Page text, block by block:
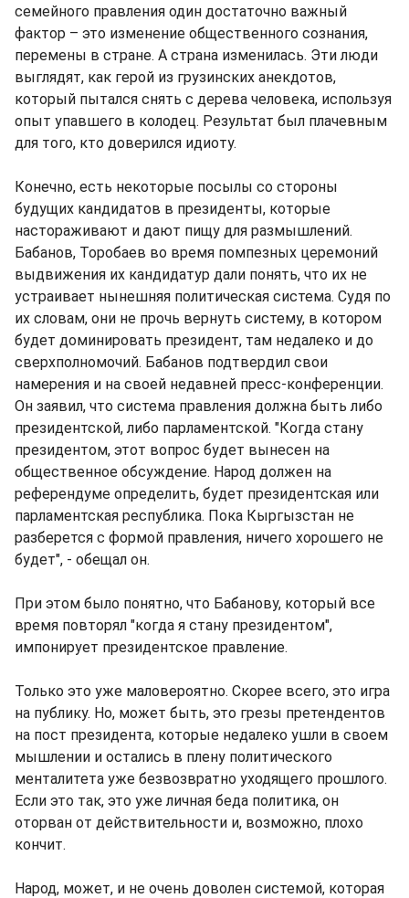
семейного правления один достаточно важный
фактор – это изменение общественного сознания,
перемены в стране. А страна изменилась. Эти люди
выглядят, как герой из грузинских анекдотов,
который пытался снять с дерева человека, используя
опыт упавшего в колодец. Результат был плачевным
для того, кто доверился идиоту.
Конечно, есть некоторые посылы со стороны
будущих кандидатов в президенты, которые
настораживают и дают пищу для размышлений.
Бабанов, Торобаев во время помпезных церемоний
выдвижения их кандидатур дали понять, что их не
устраивает нынешняя политическая система. Судя по
их словам, они не прочь вернуть систему, в котором
будет доминировать президент, там недалеко и до
сверхполномочий. Бабанов подтвердил свои
намерения и на своей недавней пресс-конференции.
Он заявил, что система правления должна быть либо
президентской, либо парламентской. "Когда стану
президентом, этот вопрос будет вынесен на
общественное обсуждение. Народ должен на
референдуме определить, будет президентская или
парламентская республика. Пока Кыргызстан не
разберется с формой правления, ничего хорошего не
будет", - обещал он.
При этом было понятно, что Бабанову, который все
время повторял "когда я стану президентом",
импонирует президентское правление.
Только это уже маловероятно. Скорее всего, это игра
на публику. Но, может быть, это грезы претендентов
на пост президента, которые недалеко ушли в своем
мышлении и остались в плену политического
менталитета уже безвозвратно уходящего прошлого.
Если это так, это уже личная беда политика, он
оторван от действительности и, возможно, плохо
кончит.
Народ, может, и не очень доволен системой, которая